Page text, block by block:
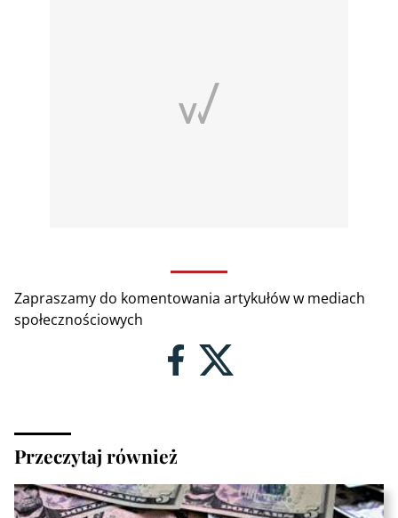
Zapraszamy do komentowania artykułów w mediach
społecznościowych
Przeczytaj również